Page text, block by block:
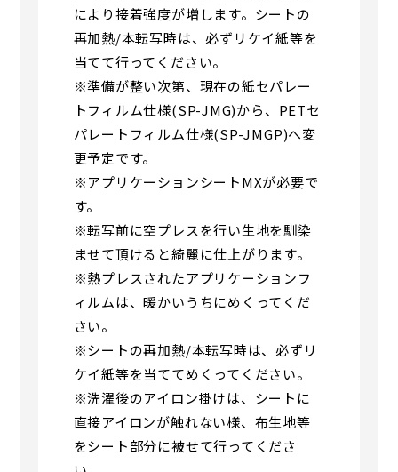
により接着強度が増します。シートの
再加熱/本転写時は、必ずリケイ紙等を
当てて行ってください。
※準備が整い次第、現在の紙セパレー
トフィルム仕様(SP-JMG)から、PETセ
パレートフィルム仕様(SP-JMGP)へ変
更予定です。
※アプリケーションシートMXが必要で
す。
※転写前に空プレスを行い生地を馴染
ませて頂けると綺麗に仕上がります。
※熱プレスされたアプリケーションフ
ィルムは、暖かいうちにめくってくだ
さい。
※シートの再加熱/本転写時は、必ずリ
ケイ紙等を当ててめくってください。
※洗濯後のアイロン掛けは、シートに
直接アイロンが触れない様、布生地等
をシート部分に被せて行ってくださ